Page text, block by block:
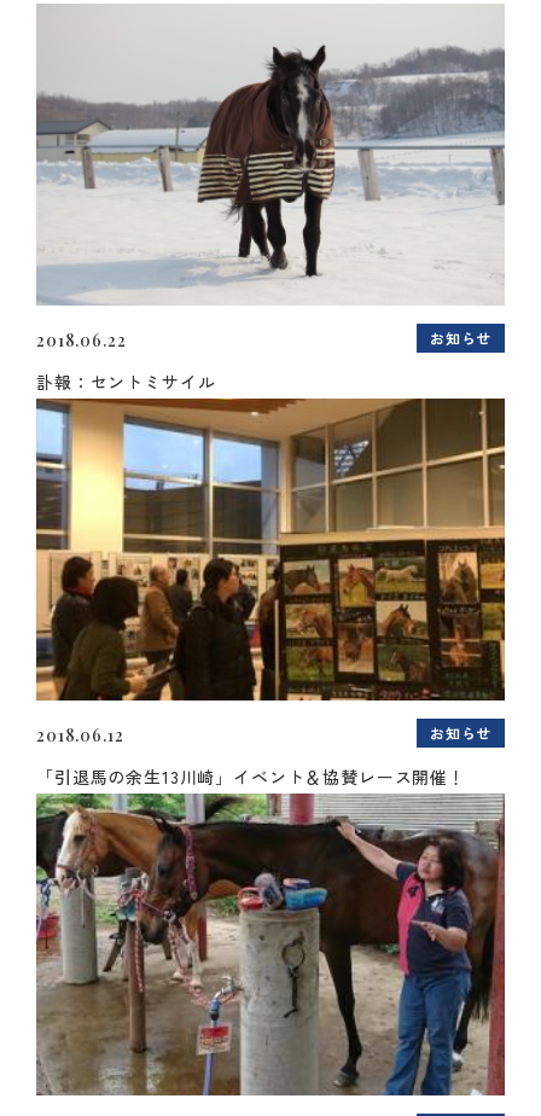
2018.06.22 お知らせ
訃報：セントミサイル
2018.06.12 お知らせ
「引退馬の余生13川崎」イベント＆協賛レース開催！